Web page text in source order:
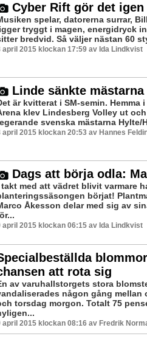
Cyber Rift gör det igen
spelar, datorerna surrar,
tryggt i magen, energidryck
bredvid. Så väljer nästan 60
april 2015 klockan 17:59 av Ida Lindkvist
Linde sänkte mästarna
är kvitterat i SM-semin. Hemma
klev Lindesberg Volley ut
svenska mästarna Hylte/
april 2015 klockan 20:53 av Hannes
Dags att börja odla:
takt med att vädret blivit varmare
börjat!
Åkesson delar med sig av
april 2015 klockan 06:15 av Ida Lindkvist
att rota sig
av varuhallstorgets stora
någon gång mellan
torsdag morgon. Totalt 75
april 2015 klockan 08:16 av Fredrik